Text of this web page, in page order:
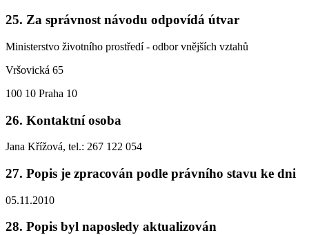
25. Za správnost návodu odpovídá útvar
Ministerstvo životního prostředí - odbor vnějších vztahů
Vršovická 65
100 10 Praha 10
26. Kontaktní osoba
Jana Křížová, tel.: 267 122 054
27. Popis je zpracován podle právního stavu ke dni
05.11.2010
28. Popis byl naposledy aktualizován